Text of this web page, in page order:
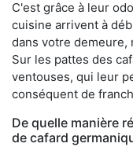
C'est grâce à leur
cuisine arrivent à
dans votre demeure,
Sur les pattes des
ventouses, qui leur
conséquent de
De quelle manière
de cafard